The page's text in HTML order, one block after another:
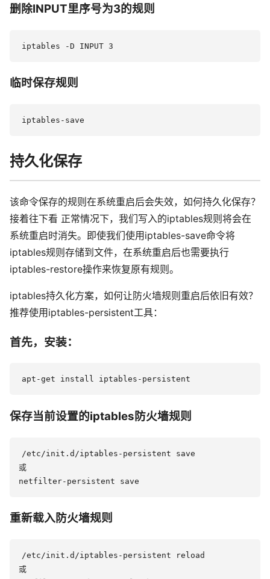
删除INPUT里序号为3的规则
临时保存规则
持久化保存
该命令保存的规则在系统重启后会失效，如何持久化保存？
接着往下看 正常情况下，我们写入的iptables规则将会在
系统重启时消失。即使我们使用iptables-save命令将
iptables规则存储到文件，在系统重启后也需要执行
iptables-restore操作来恢复原有规则。
iptables持久化方案，如何让防火墙规则重启后依旧有效？
推荐使用iptables-persistent工具：
首先，安装：
保存当前设置的iptables防火墙规则
/etc/init.d/iptables-persistent save
或
重新载入防火墙规则
/etc/init.d/iptables-persistent reload
或